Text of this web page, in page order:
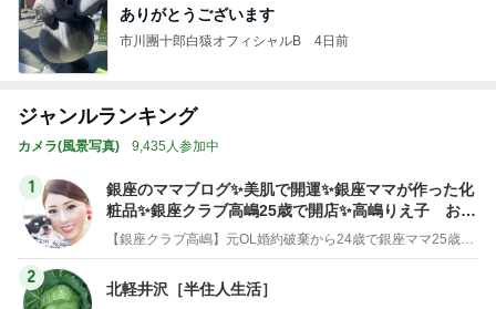
ありがとうございます
市川團十郎白猿オフィシャルB 4日前
ジャンルランキング
カメラ(風景写真) 9,435人参加中
1
銀座のママブログ✨美肌で開運✨銀座ママが作った化
粧品✨銀座クラブ高嶋25歳で開店✨高嶋りえ子 お着
物でエルメス バーキン コーデ
2
北軽井沢［半住人生活］